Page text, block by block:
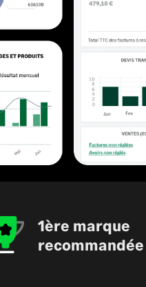
1ère marque
recommandée